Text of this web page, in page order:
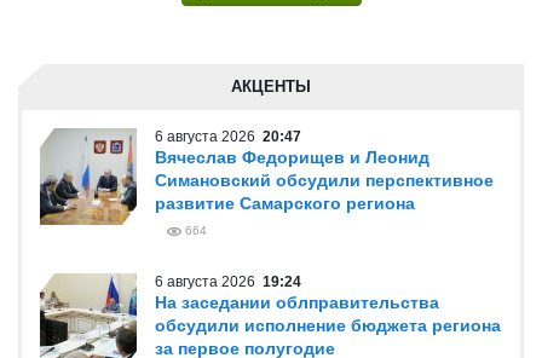
АКЦЕНТЫ
6 августа 2026 20:47
Вячеслав Федорищев и Леонид
Симановский обсудили перспективное
развитие Самарского региона
664
6 августа 2026 19:24
На заседании облправительства
обсудили исполнение бюджета региона
за первое полугодие